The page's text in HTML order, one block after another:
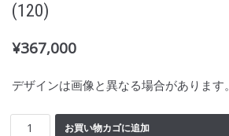
(120)
¥367,000
デザインは画像と異なる場合があります。
お買い物カゴに追加